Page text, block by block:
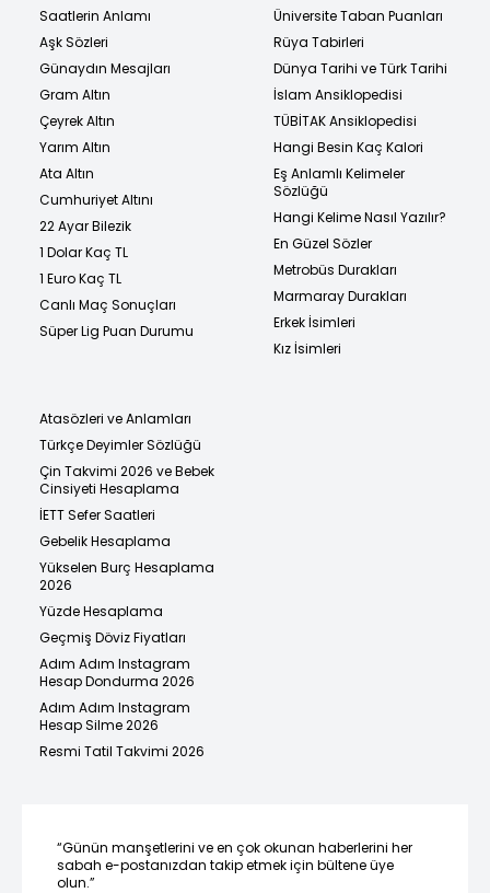
Saatlerin Anlamı
Aşk Sözleri
Günaydın Mesajları
Gram Altın
Çeyrek Altın
Yarım Altın
Ata Altın
Cumhuriyet Altını
22 Ayar Bilezik
1 Dolar Kaç TL
1 Euro Kaç TL
Canlı Maç Sonuçları
Süper Lig Puan Durumu
Üniversite Taban Puanları
Rüya Tabirleri
Dünya Tarihi ve Türk Tarihi
İslam Ansiklopedisi
TÜBİTAK Ansiklopedisi
Hangi Besin Kaç Kalori
Eş Anlamlı Kelimeler
Sözlüğü
Hangi Kelime Nasıl Yazılır?
En Güzel Sözler
Metrobüs Durakları
Marmaray Durakları
Erkek İsimleri
Kız İsimleri
Atasözleri ve Anlamları
Türkçe Deyimler Sözlüğü
Çin Takvimi 2026 ve Bebek
Cinsiyeti Hesaplama
İETT Sefer Saatleri
Gebelik Hesaplama
Yükselen Burç Hesaplama
2026
Yüzde Hesaplama
Geçmiş Döviz Fiyatları
Adım Adım Instagram
Hesap Dondurma 2026
Adım Adım Instagram
Hesap Silme 2026
Resmi Tatil Takvimi 2026
“Günün manşetlerini ve en çok okunan haberlerini her
sabah e-postanızdan takip etmek için bültene üye
olun.”